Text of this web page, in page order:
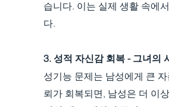
습니다. 이는 실제 생활 속에
다.
3. 성적 자신감 회복 - 그녀의
성기능 문제는 남성에게 큰
뢰가 회복되면, 남성은 더 이